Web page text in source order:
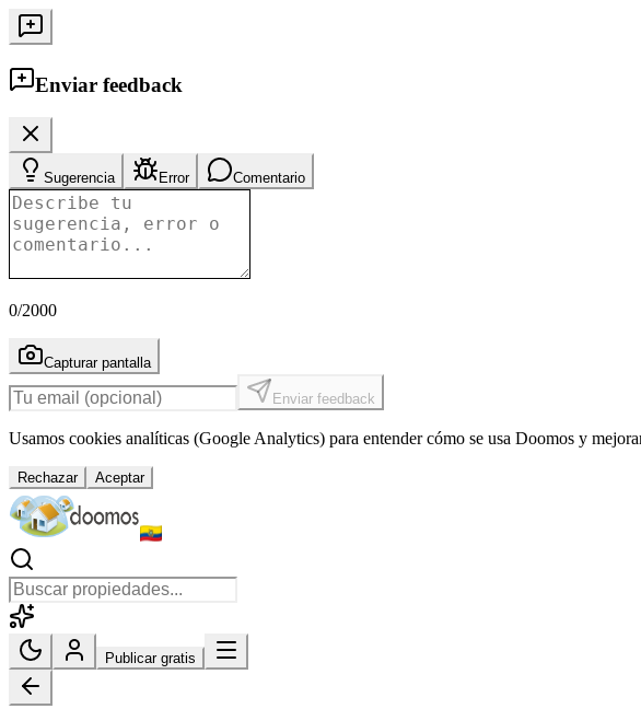
Enviar feedback
Sugerencia Error Comentario
0/2000
Capturar pantalla
Enviar feedback
Usamos cookies analíticas (Google Analytics) para entender cómo se usa Doomos y
Rechazar Aceptar
Publicar gratis